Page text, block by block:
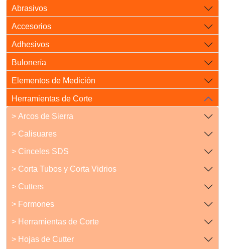
Abrasivos
Accesorios
Adhesivos
Bulonería
Elementos de Medición
Herramientas de Corte
> Arcos de Sierra
> Calisuares
> Cinceles SDS
> Corta Tubos y Corta Vidrios
> Cutters
> Formones
> Herramientas de Corte
> Hojas de Cutter